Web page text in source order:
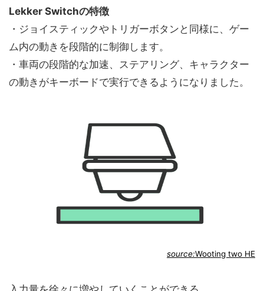
Lekker Switchの特徴
・ジョイスティックやトリガーボタンと同様に、ゲー
ム内の動きを段階的に制御します。
・車両の段階的な加速、ステアリング、キャラクター
の動きがキーボードで実行できるようになりました。
source:Wooting two HE